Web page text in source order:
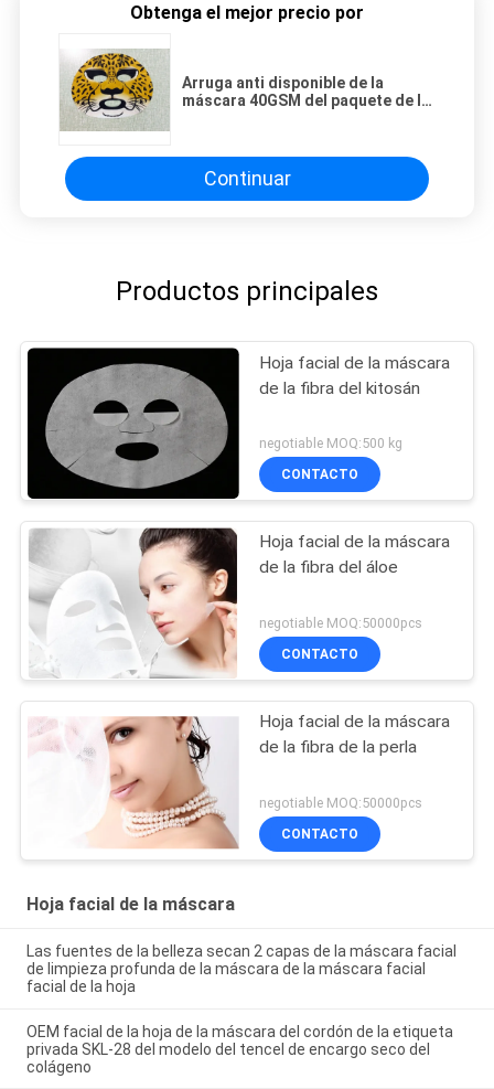
Obtenga el mejor precio por
Arruga anti disponible de la
máscara 40GSM del paquete de la
Continuar
Productos principales
Hoja facial de la máscara
de la fibra del kitosán
negotiable MOQ:500 kg
CONTACTO
Hoja facial de la máscara
de la fibra del áloe
negotiable MOQ:50000pcs
CONTACTO
Hoja facial de la máscara
de la fibra de la perla
negotiable MOQ:50000pcs
CONTACTO
Hoja facial de la máscara
Las fuentes de la belleza secan 2 capas de la máscara facial
de limpieza profunda de la máscara de la máscara facial
facial de la hoja
OEM facial de la hoja de la máscara del cordón de la etiqueta
privada SKL-28 del modelo del tencel de encargo seco del
colágeno